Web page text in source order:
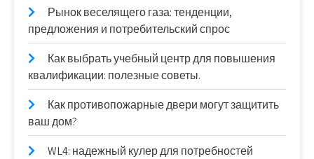
Рынок веселящего газа: тенденции,
предложения и потребительский спрос
Как выбрать учебный центр для повышения
квалификации: полезные советы.
Как противопожарные двери могут защитить
ваш дом?
WL4: надежный кулер для потребностей